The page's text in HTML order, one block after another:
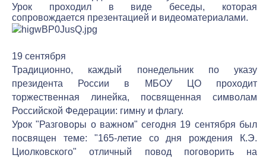
Урок проходил в виде беседы, которая
сопровождается презентацией и видеоматериалами.
19 сентября
Традиционно, каждый понедельник по указу
президента России в МБОУ ЦО проходит
торжественная линейка, посвященная символам
Российской Федерации: гимну и флагу.
Урок "Разговоры о важном" сегодня 19 сентября был
посвящен теме: "165-летие со дня рождения К.Э.
Циолковского" отличный повод поговорить на